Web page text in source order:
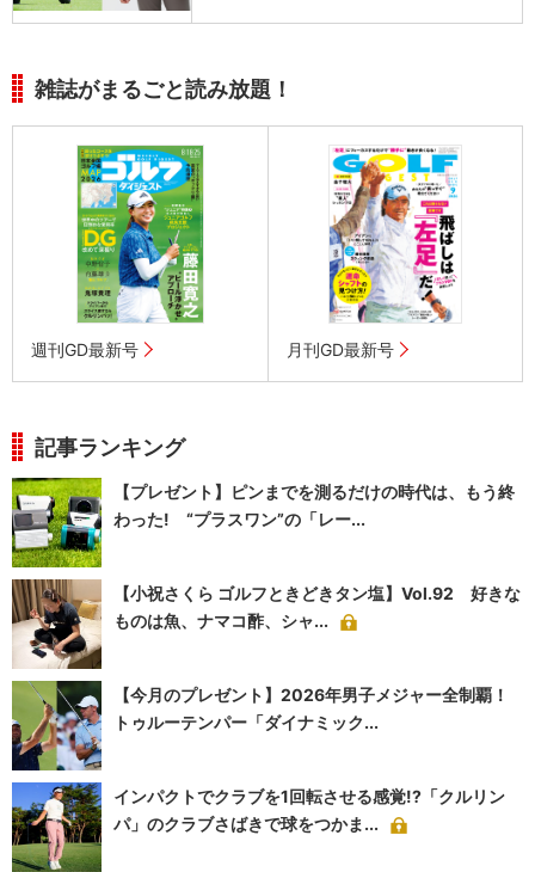
雑誌がまるごと読み放題！
週刊GD最新号 月刊GD最新号
記事ランキング
【プレゼント】ピンまでを測るだけの時代は、もう終
わった! “プラスワン”の「レー...
【小祝さくら ゴルフときどきタン塩】Vol.92 好きな
ものは魚、ナマコ酢、シャ...
【今月のプレゼント】2026年男子メジャー全制覇！
トゥルーテンパー「ダイナミック...
インパクトでクラブを1回転させる感覚!?「クルリン
パ」のクラブさばきで球をつかま...